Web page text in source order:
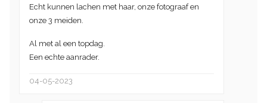
Echt kunnen lachen met haar, onze fotograaf en
onze 3 meiden.
Al met al een topdag.
Een echte aanrader.
04-05-2023